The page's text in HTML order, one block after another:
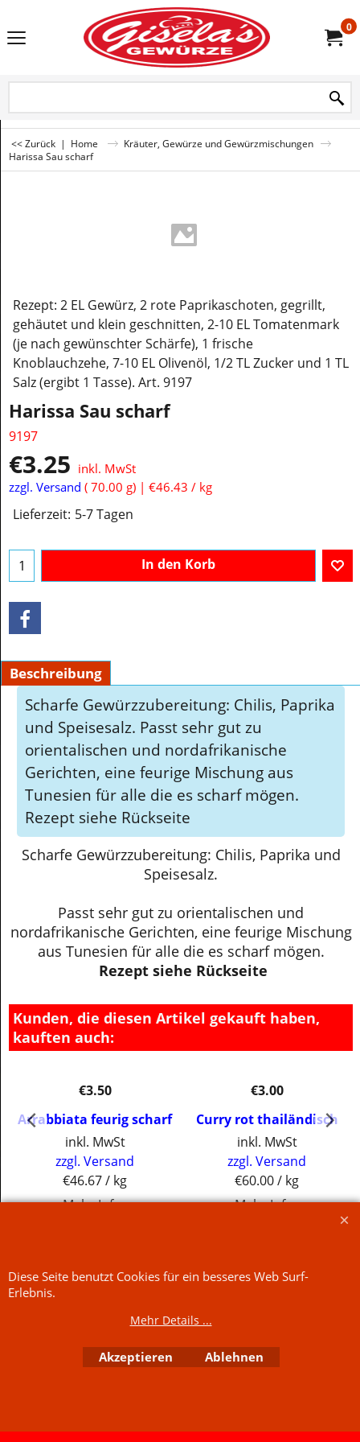
0
<< Zurück | Home
Kräuter, Gewürze und Gewürzmischungen
Harissa Sau scharf
Rezept: 2 EL Gewürz, 2 rote Paprikaschoten, gegrillt,
gehäutet und klein geschnitten, 2-10 EL Tomatenmark
(je nach gewünschter Schärfe), 1 frische
Knoblauchzehe, 7-10 EL Olivenöl, 1/2 TL Zucker und 1 TL
Salz (ergibt 1 Tasse). Art. 9197
Harissa Sau scharf
9197
€3.25 inkl. MwSt
zzgl. Versand
70.00 g €46.43 / kg
Lieferzeit: 5-7 Tagen
In den Korb
Beschreibung
Scharfe Gewürzzubereitung: Chilis, Paprika
und Speisesalz. Passt sehr gut zu
orientalischen und nordafrikanische
Gerichten, eine feurige Mischung aus
Tunesien für alle die es scharf mögen.
Rezept siehe Rückseite
Scharfe Gewürzzubereitung: Chilis, Paprika und
Speisesalz.
Passt sehr gut zu orientalischen und
nordafrikanische Gerichten, eine feurige Mischung
aus Tunesien für alle die es scharf mögen.
Rezept siehe Rückseite
Kunden, die diesen Artikel gekauft haben,
kauften auch:
€3.50
Arrabbiata feurig scharf
inkl. MwSt
zzgl. Versand
€46.67/ kg
Mehr Infos
€3.00
Curry rot thailändisch
inkl. MwSt
zzgl. Versand
€60.00/ kg
Mehr Infos
Software.
Diese Seite benutzt Cookies für ein besseres Web Surf-
Erlebnis.
Mehr Details ...
Akzeptieren Ablehnen